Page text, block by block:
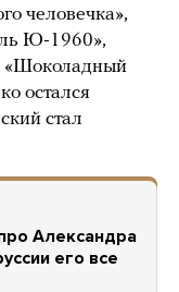
человечка»,
Ю-1960»,
«Шоколадный
остался
стал
Александра
его все